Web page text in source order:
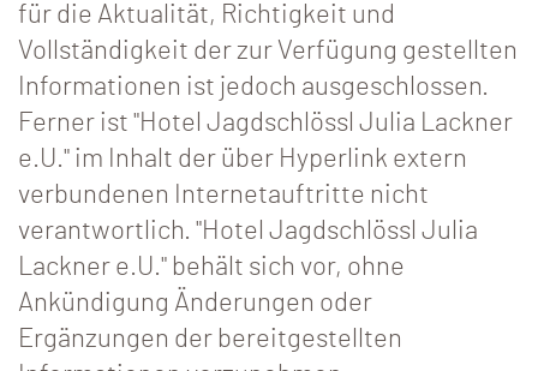
für die Aktualität, Richtigkeit und
Vollständigkeit der zur Verfügung gestellten
Informationen ist jedoch ausgeschlossen.
Ferner ist "Hotel Jagdschlössl Julia Lackner
e.U." im Inhalt der über Hyperlink extern
verbundenen Internetauftritte nicht
verantwortlich. "Hotel Jagdschlössl Julia
Lackner e.U." behält sich vor, ohne
Ankündigung Änderungen oder
Ergänzungen der bereitgestellten